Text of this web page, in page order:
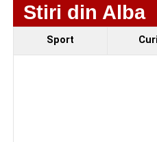
Stiri din Alba
Sport